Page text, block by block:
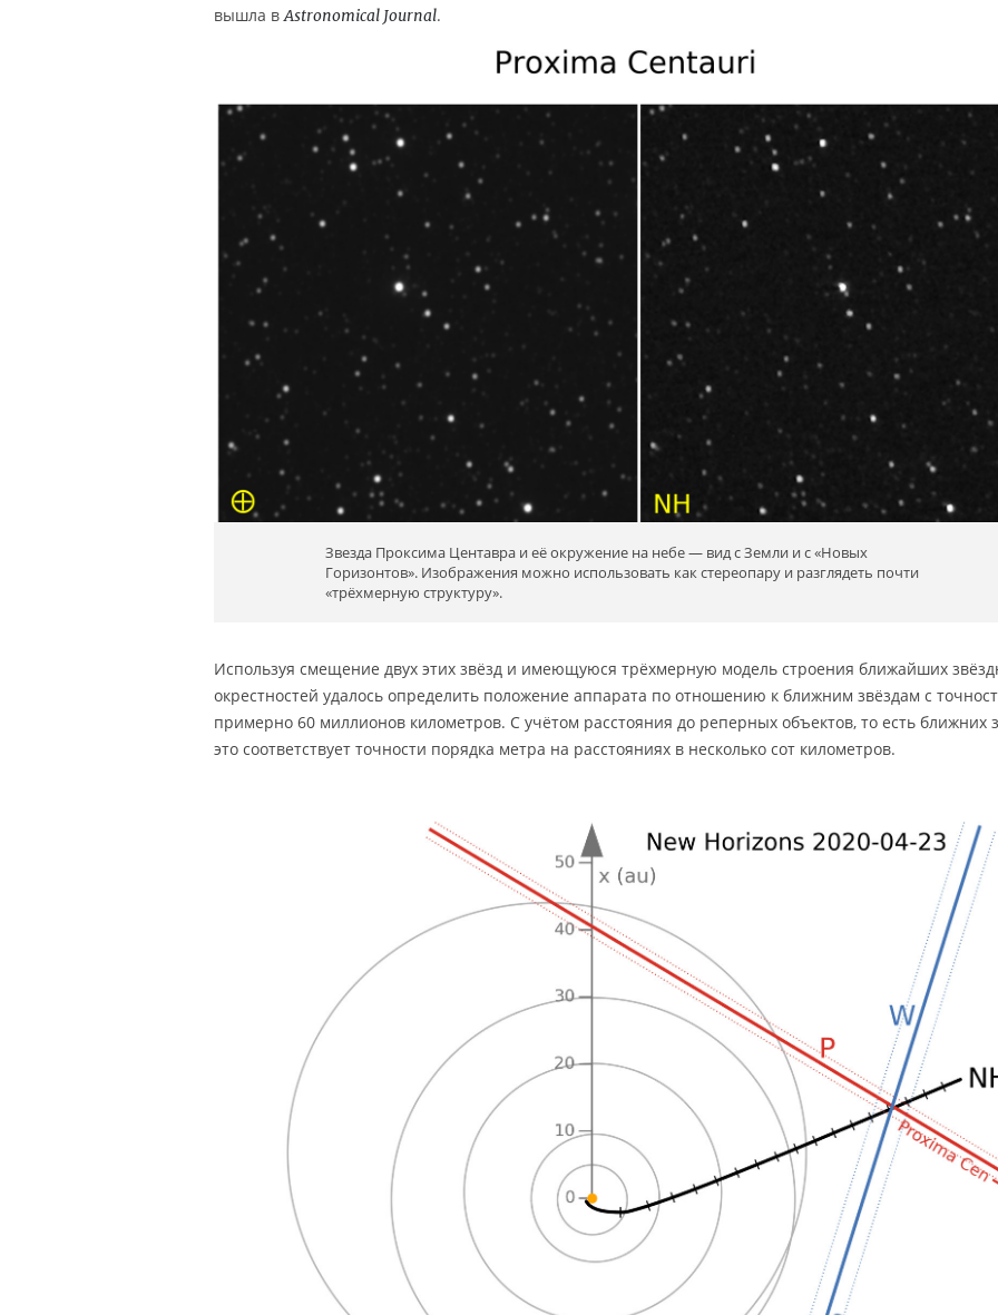
вышла вAstronomical Journal.
Звезда Проксима Центавра и её окружение на небе — вид с Земли и с «Новых
Горизонтов». Изображения можно использовать как стереопару и разглядеть почти
«трёхмерную структуру».
Используя смещение двух этих звёзд и имеющуюся трёхмерную модель строения ближайших
окрестностей удалось определить положение аппарата по отношению к ближним звёздам с
примерно 60 миллионов километров. С учётом расстояния до реперных объектов, то есть ближних
это соответствует точности порядка метра на расстояниях в несколько сот километров.